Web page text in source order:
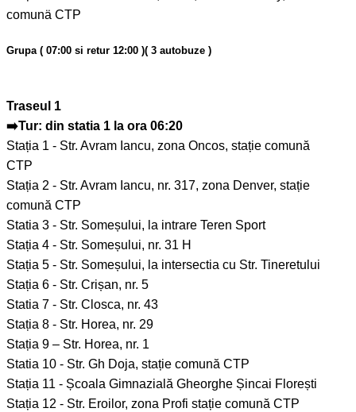
comunä CTP
Grupa ( 07:00 si retur 12:00 )( 3 autobuze )
Traseul 1
➡️Tur: din statia 1 la ora 06:20
Stația 1 - Str. Avram Iancu, zona Oncos, stație comună
CTP
Stația 2 - Str. Avram Iancu, nr. 317, zona Denver, stație
comună CTP
Statia 3 - Str. Someșului, la intrare Teren Sport
Stația 4 - Str. Someșului, nr. 31 H
Stația 5 - Str. Someșului, la intersectia cu Str. Tineretului
Stația 6 - Str. Crișan, nr. 5
Statia 7 - Str. Closca, nr. 43
Stația 8 - Str. Horea, nr. 29
Stația 9 – Str. Horea, nr. 1
Statia 10 - Str. Gh Doja, stație comună CTP
Stația 11 - Școala Gimnazială Gheorghe Șincai Florești
Stația 12 - Str. Eroilor, zona Profi stație comună CTP